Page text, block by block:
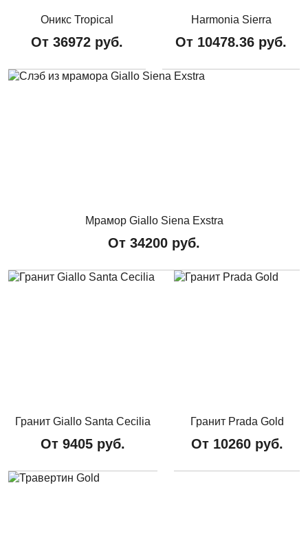
Оникс Tropical
От 36972 руб.
Harmonia Sierra
От 10478.36 руб.
Мрамор Giallo Siena Exstra
От 34200 руб.
Гранит Giallo Santa Cecilia
От 9405 руб.
Гранит Prada Gold
От 10260руб.